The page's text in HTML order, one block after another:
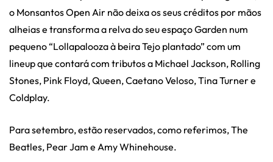
o Monsantos Open Air não deixa os seus créditos por mãos
alheias e transforma a relva do seu espaço Garden num
pequeno “Lollapalooza à beira Tejo plantado” com um
lineup que contará com tributos a Michael Jackson, Rolling
Stones, Pink Floyd, Queen, Caetano Veloso, Tina Turner e
Coldplay.
Para setembro, estão reservados, como referimos, The
Beatles, Pear Jam e Amy Whinehouse.